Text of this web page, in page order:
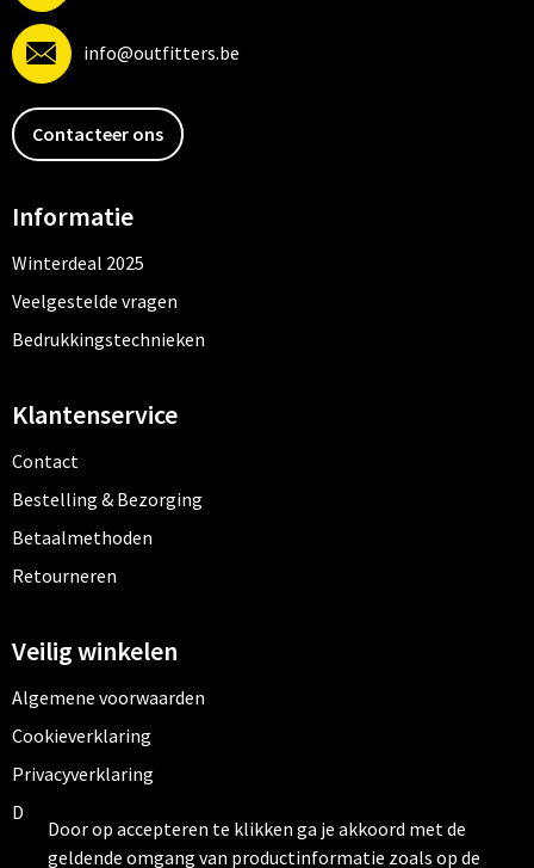
info@outfitters.be
Contacteer ons
Informatie
Winterdeal 2025
Veelgestelde vragen
Bedrukkingstechnieken
Klantenservice
Contact
Bestelling & Bezorging
Betaalmethoden
Retourneren
Veilig winkelen
Algemene voorwaarden
Cookieverklaring
Privacyverklaring
Disclaimer
Door op accepteren te klikken ga je akkoord met de
geldende omgang van productinformatie zoals op de